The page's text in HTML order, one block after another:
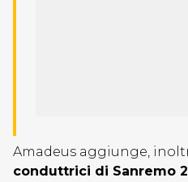
Amadeus aggiunge,
conduttrici di Sanremo